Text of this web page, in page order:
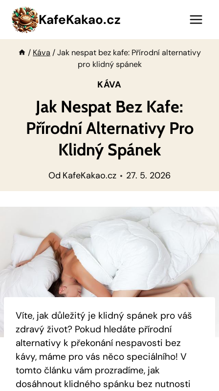
Přeskočit
obsah
KafeKakao.cz
/ Káva /Jak nespat bez kafe: Přírodní alternativy
pro klidný spánek
KÁVA
Jak Nespat Bez Kafe:
Přírodní Alternativy Pro
Klidný Spánek
Od KafeKakao.cz 27. 5. 2026
Víte, jak důležitý je klidný spánek pro váš
zdravý život? Pokud hledáte přírodní
alternativy k překonání nespavosti bez
kávy, máme pro vás něco speciálního! V
tomto článku vám prozradíme, jak
dosáhnout klidného spánku bez nutnosti